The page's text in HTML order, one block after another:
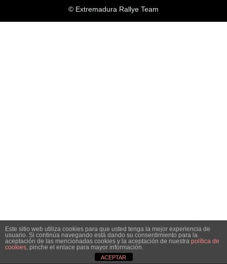
© Extremadura Rallye Team
Este sitio web utiliza cookies para que usted tenga la mejor experiencia de
usuario. Si continúa navegando está dando su consentimiento para la
aceptación de las mencionadas cookies y la aceptación de nuestra política de
cookies, pinche el enlace para mayor información.
ACEPTAR